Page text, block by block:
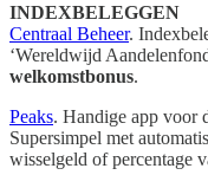
INDEXBELEGGEN
Centraal Beheer.
‘Wereldwijd
welkomstbonus.
Peaks. Handige app voor
Supersimpel met
wisselgeld of percentage